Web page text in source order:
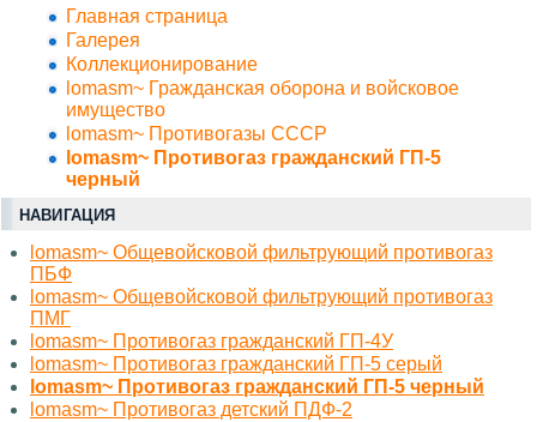
Главная страница
Галерея
Коллекционирование
lomasm~ Гражданская оборона и войсковое
имущество
lomasm~ Противогазы СССР
lomasm~ Противогаз гражданский ГП-5
черный
НАВИГАЦИЯ
lomasm~ Общевойсковой фильтрующий противогаз
ПБФ
lomasm~ Общевойсковой фильтрующий противогаз
ПМГ
lomasm~ Противогаз гражданский ГП-4У
lomasm~ Противогаз гражданский ГП-5 серый
lomasm~ Противогаз гражданский ГП-5 черный
lomasm~ Противогаз детский ПДФ-2